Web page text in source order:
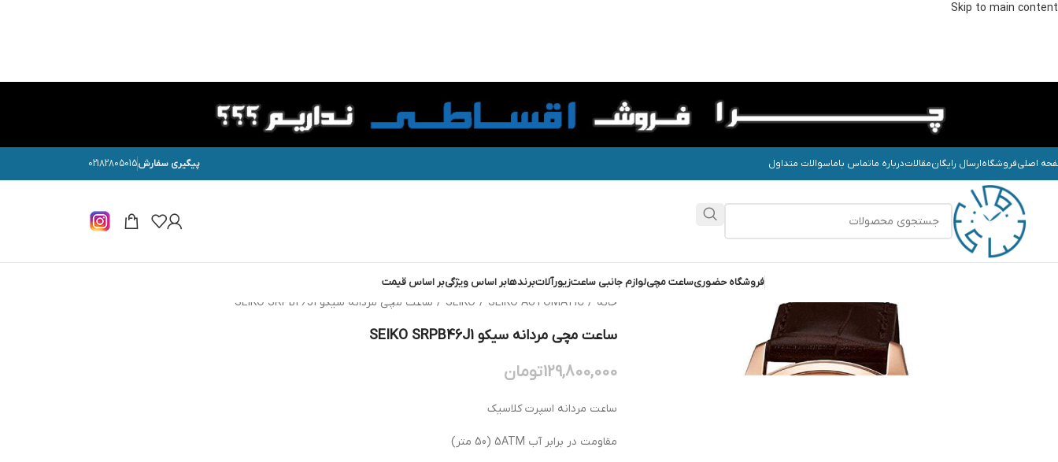
Skip to main content
اصلیفروشگاهارسال رایگانمقالاتدرباره ماتماس باماسوالات متداول پیگیری سفارش02182805015
فروشگاه حضوریساعت مچیلوازم جانبی ساعتزیورآلاتبرندهابر اساس ویژگیبر اساس قیمت
خانه /
SEIKO / SEIKO AUTOMATIC
/ ساعت مچی مردانه سیکو SEIKO SRPB46J1
ساعت مچی مردانه سیکو SEIKO SRPB46J1
129,800,000تومان
ساعت مردانه اسپرت کلاسیک
مقاومت در برابر آب 5ATM (50 متر)